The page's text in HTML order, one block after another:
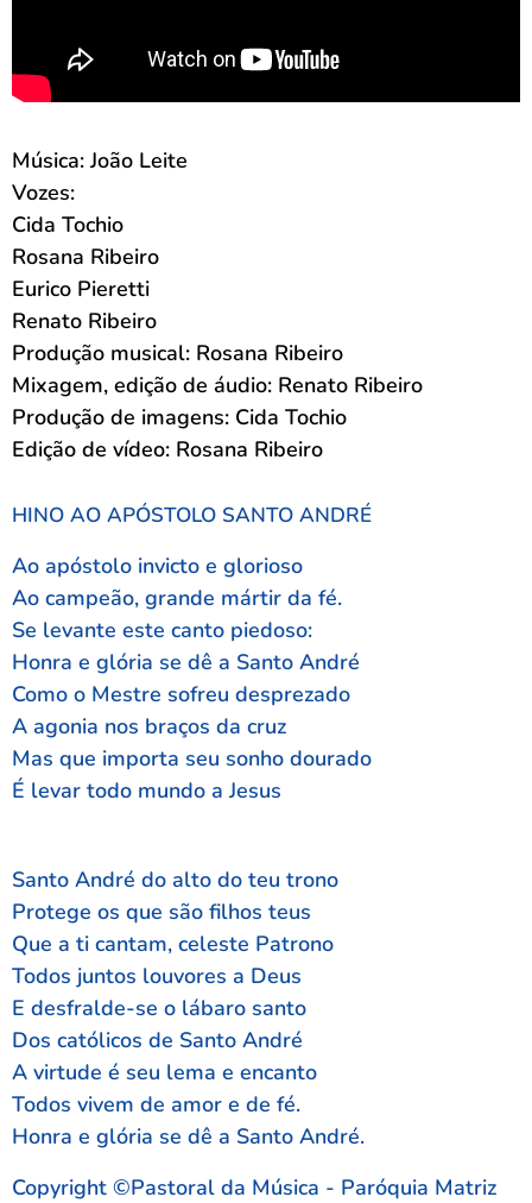
Música: João Leite
Vozes:
Cida Tochio
Rosana Ribeiro
Eurico Pieretti
Renato Ribeiro
Produção musical: Rosana Ribeiro
Mixagem, edição de áudio: Renato Ribeiro
Produção de imagens: Cida Tochio
Edição de vídeo: Rosana Ribeiro
HINO AO APÓSTOLO SANTO ANDRÉ
Ao apóstolo invicto e glorioso
Ao campeão, grande mártir da fé.
Se levante este canto piedoso:
Honra e glória se dê a Santo André
Como o Mestre sofreu desprezado
A agonia nos braços da cruz
Mas que importa seu sonho dourado
É levar todo mundo a Jesus
Santo André do alto do teu trono
Protege os que são filhos teus
Que a ti cantam, celeste Patrono
Todos juntos louvores a Deus
E desfralde-se o lábaro santo
Dos católicos de Santo André
A virtude é seu lema e encanto
Todos vivem de amor e de fé.
Honra e glória se dê a Santo André.
Copyright ©Pastoral da Música - Paróquia Matriz